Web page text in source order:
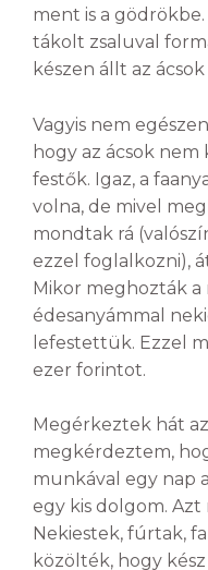
ment is a
tákolt zsaluval
készen állt az
Vagyis nem
hogy az ácsok nem
festők. Igaz, a
volna, de mivel
mondtak rá
ezzel foglalkozni),
Mikor meghozták
édesanyámmal
lefestettük. Ezzel
ezer forintot.
Megérkeztek hát
megkérdeztem,
munkával egy nap
egy kis dolgom.
Nekiestek, fúrtak,
közölték, hogy